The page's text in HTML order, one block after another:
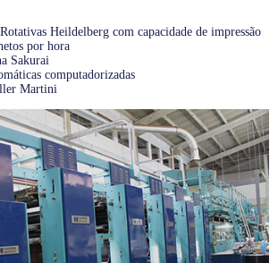
Heildelberg com capacidade de impressão
por hora
Sakurai
computadorizadas
Martini